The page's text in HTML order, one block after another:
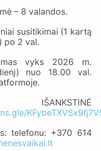
– 8 valandos.
susitikimai (1 kartą
po 2 val.
vyks 2026 m.
nuo 18.00 val.
telefonu: +370 614